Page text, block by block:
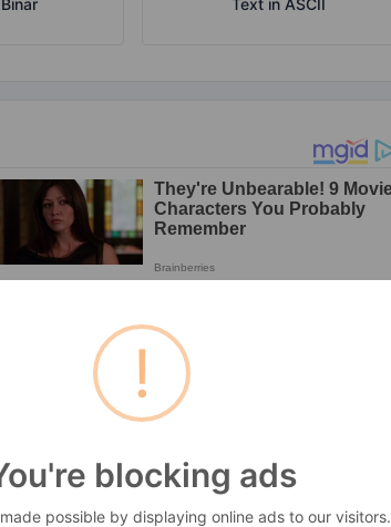
!
blocking ads
possible by displaying online ads to our visitors.